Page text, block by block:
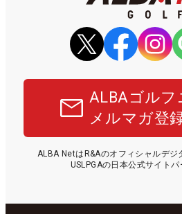
ALBAゴルフ
メルマガ登
ALBA NetはR&Aのオフィシャルデジ
USLPGAの日本公式サイトパ